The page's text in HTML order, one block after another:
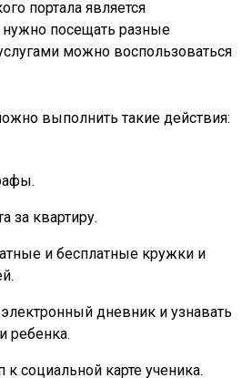
портала является
нужно посещать разные
можно воспользоваться
выполнить такие действия:
за квартиру.
и бесплатные кружки и
дневник и узнавать
ребенка.
к социальной карте ученика.